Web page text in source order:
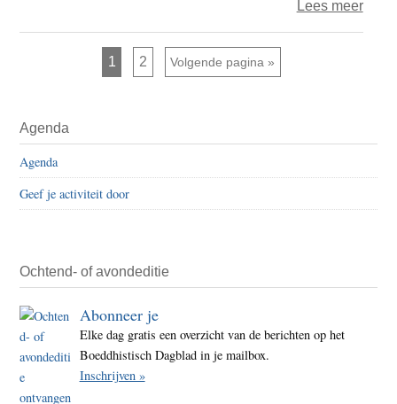
het
Lees meerover
Pagina
1 Pagina
2 Ga naar
Volgende pagina »
Sidebar
Agenda
Agenda
Geef je activiteit door
Ochtend- of avondeditie
Abonneer je
Elke dag gratis een overzicht van de berichten op het
Boeddhistisch Dagblad in je mailbox.
Inschrijven »